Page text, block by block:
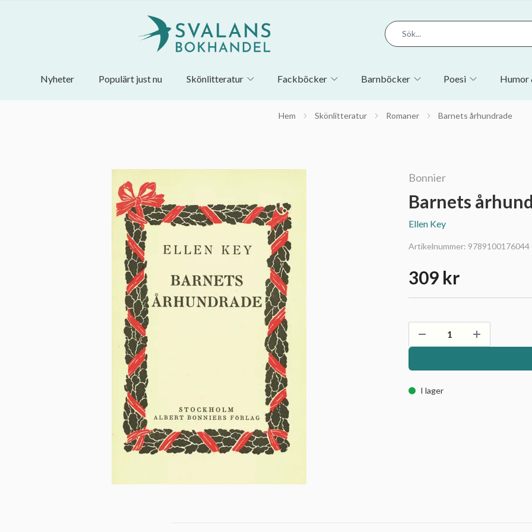
Nyheter Populärt just nu Skönlitteratur Fackböcker Barnböcker Poesi Humor
Hem Skönlitteratur Romaner Barnets århundrade
Bonnier
Barnets
Ellen Key
Artikelnummer: 9789100176044
309 kr
I lager